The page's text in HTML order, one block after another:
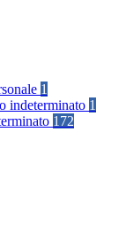
1
indeterminato 1
172